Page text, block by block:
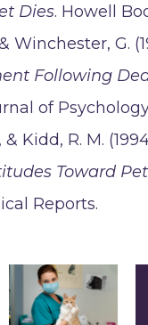
Dies. Howell
Winchester, G.
Following
of
& Kidd, R. M.
Toward
Reports.